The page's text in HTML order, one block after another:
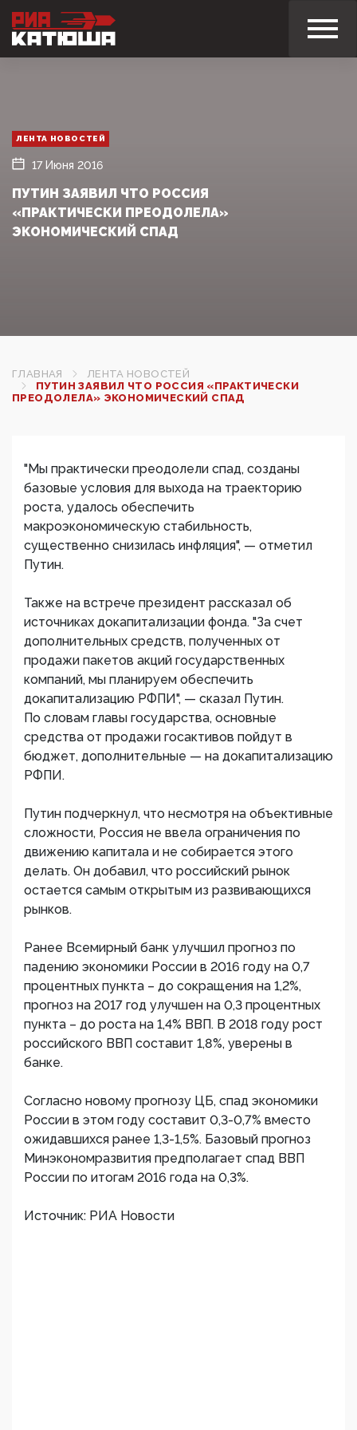
ЛЕНТА НОВОСТЕЙ
17 Июня 2016
ПУТИН ЗАЯВИЛ ЧТО РОССИЯ
«ПРАКТИЧЕСКИ ПРЕОДОЛЕЛА»
ЭКОНОМИЧЕСКИЙ СПАД
ГЛАВНАЯ
ЛЕНТА НОВОСТЕЙ
ПУТИН ЗАЯВИЛ ЧТО РОССИЯ «ПРАКТИЧЕСКИ
ПРЕОДОЛЕЛА» ЭКОНОМИЧЕСКИЙ СПАД
"Мы практически преодолели спад, созданы
базовые условия для выхода на траекторию
роста, удалось обеспечить
макроэкономическую стабильность,
существенно снизилась инфляция", — отметил
Путин.
Также на встрече президент рассказал об
источниках докапитализации фонда. "За счет
дополнительных средств, полученных от
продажи пакетов акций государственных
компаний, мы планируем обеспечить
докапитализацию РФПИ", — сказал Путин.
По словам главы государства, основные
средства от продажи госактивов пойдут в
бюджет, дополнительные — на докапитализацию
РФПИ.
Путин подчеркнул, что несмотря на объективные
сложности, Россия не ввела ограничения по
движению капитала и не собирается этого
делать. Он добавил, что российский рынок
остается самым открытым из развивающихся
рынков.
Ранее Всемирный банк улучшил прогноз по
падению экономики России в 2016 году на 0,7
процентных пункта – до сокращения на 1,2%,
прогноз на 2017 год улучшен на 0,3 процентных
пункта – до роста на 1,4% ВВП. В 2018 году рост
российского ВВП составит 1,8%, уверены в
банке.
Согласно новому прогнозу ЦБ, спад экономики
России в этом году составит 0,3-0,7% вместо
ожидавшихся ранее 1,3-1,5%. Базовый прогноз
Минэкономразвития предполагает спад ВВП
России по итогам 2016 года на 0,3%.
Источник: РИА Новости